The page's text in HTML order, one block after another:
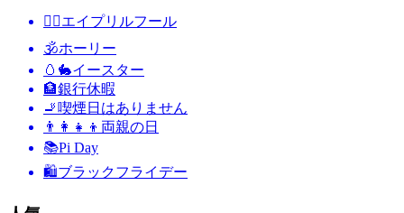
🙆‍♂️エイプリルフール
🕉ホーリー
🥚🐇イースター
🏦銀行休暇
🚬 喫煙日はありません
👨‍👩‍👧‍👦 両親の日
📚Pi Day
🛍ブラックフライデー